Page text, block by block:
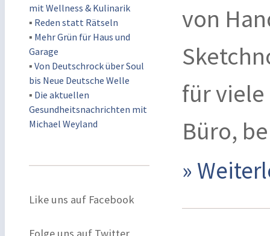
mit Wellness & Kulinarik
▪ Reden statt Rätseln
▪ Mehr Grün für Haus und
Garage
▪ Von Deutschrock über Soul
bis Neue Deutsche Welle
▪ Die aktuellen
Gesundheitsnachrichten mit
Michael Weyland
Like uns auf Facebook
von
für
Büro,
»